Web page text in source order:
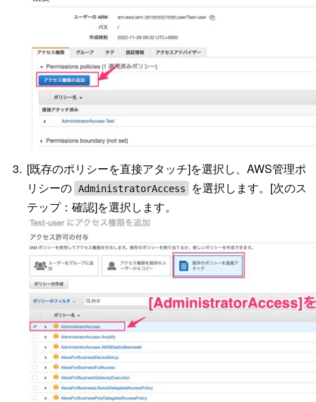
[既存のポリシーを直接アタッチ]を選択し、AWS管理ポ
リシーの AdministratorAccess
を選択します。[次のス
テップ：確認]を選択します。